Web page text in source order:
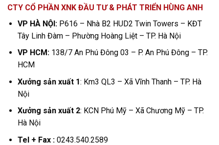
CTY CỔ PHẦN XNK ĐẦU TƯ & PHÁT TRIỂN HÙNG ANH
VP HÀ NỘI:P616 – Nhà B2 HUD2 Twin Towers – KĐT
Tây Linh Đàm – Phường Hoàng Liệt – TP. Hà Nội
VP HCM:138/7 An Phú Đông 03 – P. An Phú Đông – TP.
HCM
Xưởng sản xuất 1: Km3 QL3 – Xã Vĩnh Thanh – TP. Hà
Nội
Xưởng sản xuất 2: KCN Phú Mỹ – Xã Chương Mỹ – TP.
Hà Nội
Tel + Fax :0243.540.2589